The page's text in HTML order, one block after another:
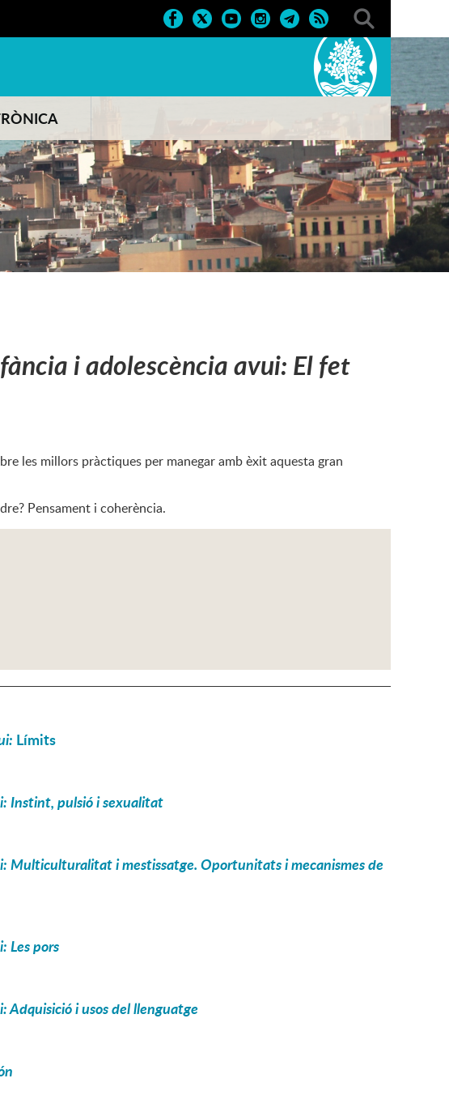
i adolescència avui: El fet
les millors pràctiques per manegar amb èxit aquesta gran
Pensament i coherència.
Límits
Instint, pulsió i sexualitat
Multiculturalitat i mestissatge. Oportunitats i mecanismes de
Les pors
Adquisició i usos del llenguatge